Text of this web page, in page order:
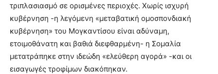
τριπλασιασμό σε ορισμένες περιοχές. Χωρίς ισχυρή
κυβέρνηση -η λεγόμενη «μεταβατική ομοσπονδιακή
κυβέρνηση» του Μογκαντίσου είναι αδύναμη,
ετοιμοθάνατη και βαθιά διεφθαρμένη- η Σομαλία
μετατράπηκε στην ιδεώδη «ελεύθερη αγορά» -και οι
εισαγωγές τροφίμων διακόπηκαν.